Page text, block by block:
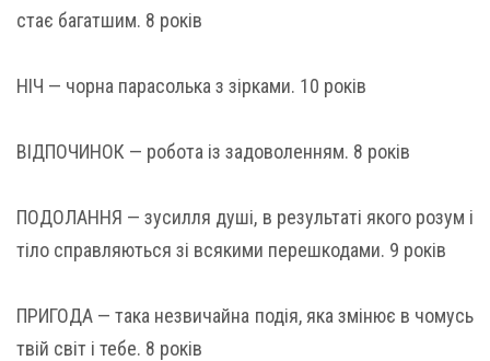
стає багатшим. 8 років
НІЧ — чорна парасолька з зірками. 10 років
ВІДПОЧИНОК — робота із задоволенням. 8 років
ПОДОЛАННЯ — зусилля душі, в результаті якого розум і
тіло справляються зі всякими перешкодами. 9 років
ПРИГОДА — така незвичайна подія, яка змінює в чомусь
твій світ і тебе. 8 років